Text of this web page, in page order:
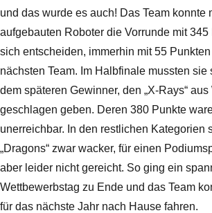
und das wurde es auch! Das Team konnte
aufgebauten Roboter die Vorrunde mit 345
sich entscheiden, immerhin mit 55
nächsten Team. Im Halbfinale mussten sie
dem späteren Gewinner, den „X-Rays“ aus
geschlagen geben. Deren 380 Punkte
unerreichbar. In den restlichen Kategorien
„Dragons“ zwar wacker, für einen
aber leider nicht gereicht. So ging ein
Wettbewerbstag zu Ende und das Team
für das nächste Jahr nach Hause fahren.